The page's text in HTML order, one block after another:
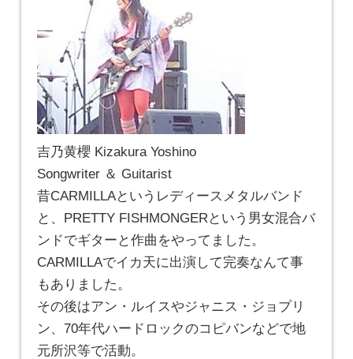
吉乃黄櫻 Kizakura Yoshino
Songwriter ＆ Guitarist
昔CARMILLAというレディースメタルバンド
と、PRETTY FISHMONGERという男女混合バ
ンドでギターと作曲をやってました。
CARMILLAでイカ天に出演して完奏なんて事
もありました。
その後はアン・ルイスやジャニス・ジョプリ
ン、70年代ハードロックのコピバンなどで地
元所沢等で活動。